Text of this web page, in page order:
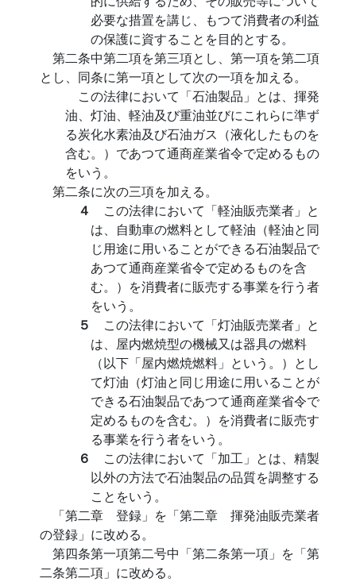
必要な措置を講じ、もつて消費者の利益
の保護に資することを目的とする。
第二条中第二項を第三項とし、第一項を第二項
とし、同条に第一項として次の一項を加える。
この法律において「石油製品」とは、揮発
油、灯油、軽油及び重油並びにこれらに準ず
る炭化水素油及び石油ガス（液化したものを
含む。）であつて通商産業省令で定めるもの
をいう。
第二条に次の三項を加える。
４ この法律において「軽油販売業者」と
は、自動車の燃料として軽油（軽油と同
じ用途に用いることができる石油製品で
あつて通商産業省令で定めるものを含
む。）を消費者に販売する事業を行う者
をいう。
５ この法律において「灯油販売業者」と
は、屋内燃焼型の機械又は器具の燃料
（以下「屋内燃焼燃料」という。）とし
て灯油（灯油と同じ用途に用いることが
できる石油製品であつて通商産業省令で
定めるものを含む。）を消費者に販売す
る事業を行う者をいう。
６ この法律において「加工」とは、精製
以外の方法で石油製品の品質を調整する
ことをいう。
「第二章 登録」を「第二章 揮発油販売業者
の登録」に改める。
第四条第一項第二号中「第二条第一項」を「第
二条第二項」に改める。